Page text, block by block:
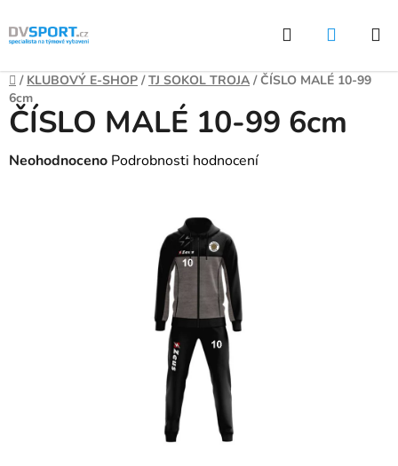
Přejít
na
Hledat
Domů
/ KLUBOVÝ E-SHOP / TJ SOKOL TROJA / ČÍSLO MALÉ 10-99
6cm
ČÍSLO MALÉ 10-99 6cm
Průměrné
Neohodnoceno Podrobnosti hodnocení